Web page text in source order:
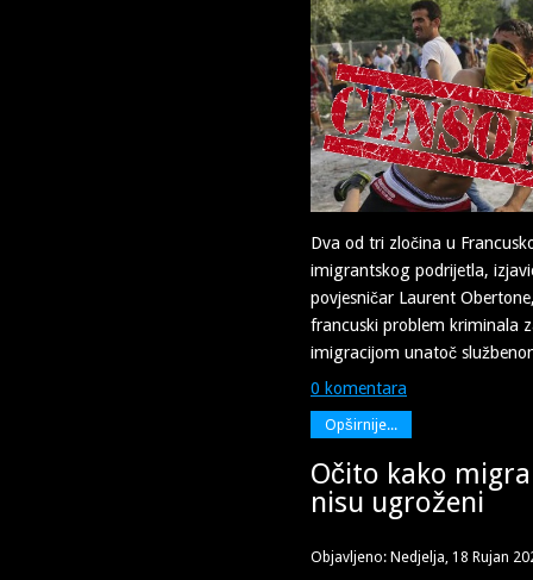
Dva od tri zločina u
imigrantskog podrijetla,
povjesničar Laurent
francuski problem kriminala
imigracijom unatoč
0 komentara
Opširnije...
Očito kako
nisu ugroženi
Objavljeno: Nedjelja, 18 Rujan